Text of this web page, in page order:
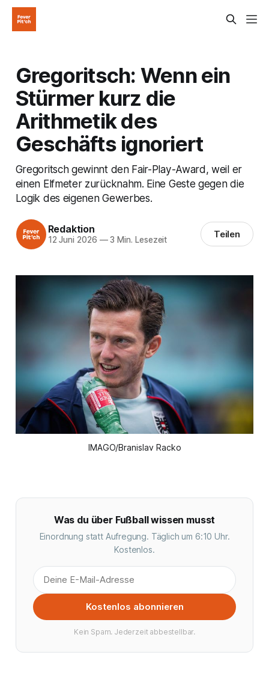
Gregoritsch: Wenn ein
Stürmer kurz die
Arithmetik des
Geschäfts ignoriert
Gregoritsch gewinnt den Fair-Play-Award, weil er
einen Elfmeter zurücknahm. Eine Geste gegen die
Logik des eigenen Gewerbes.
Redaktion
12 Juni 2026 —3 Min. Lesezeit Teilen
IMAGO/Branislav Racko
Was du über Fußball wissen musst
Einordnung statt Aufregung. Täglich um 6:10 Uhr.
Kostenlos.
Kostenlos abonnieren
Kein Spam. Jederzeit abbestellbar.